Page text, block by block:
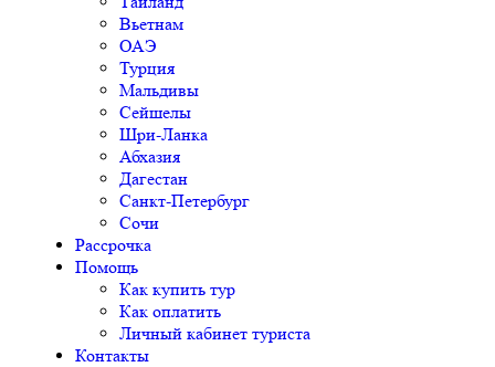
Вьетнам
ОАЭ
Турция
Мальдивы
Сейшелы
Шри-Ланка
Абхазия
Дагестан
Санкт-Петербург
Сочи
Рассрочка
Помощь
Как купить тур
Как оплатить
Личный кабинет туриста
Контакты